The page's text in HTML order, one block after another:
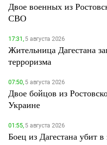
Двое военных из
СВО
17:31,5 августа 2026
Жительница Дагестана
терроризма
07:50,5 августа 2026
Двое бойцов из
Украине
01:55,5 августа 2026
Боец из Дагестана убит